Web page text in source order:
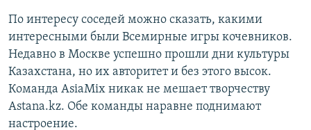
По интересу соседей можно сказать, какими
интересными были Всемирные игры кочевников.
Недавно в Москве успешно прошли дни культуры
Казахстана, но их авторитет и без этого высок.
Команда AsiaMix никак не мешает творчеству
Astana.kz. Обе команды наравне поднимают
настроение.